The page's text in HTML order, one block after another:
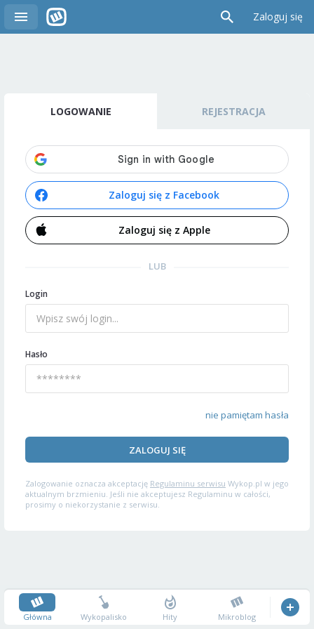
Zaloguj się
LOGOWANIE REJESTRACJA
Zaloguj się z Facebook
Zaloguj się z Apple
LUB
Login
Hasło
nie pamiętam hasła
ZALOGUJ SIĘ
Zalogowanie oznacza akceptację Regulaminu serwisu Wykop.pl w jego
aktualnym brzmieniu. Jeśli nie akceptujesz Regulaminu w całości,
prosimy o niekorzystanie z serwisu.
Główna Wykopalisko Hity Mikroblog